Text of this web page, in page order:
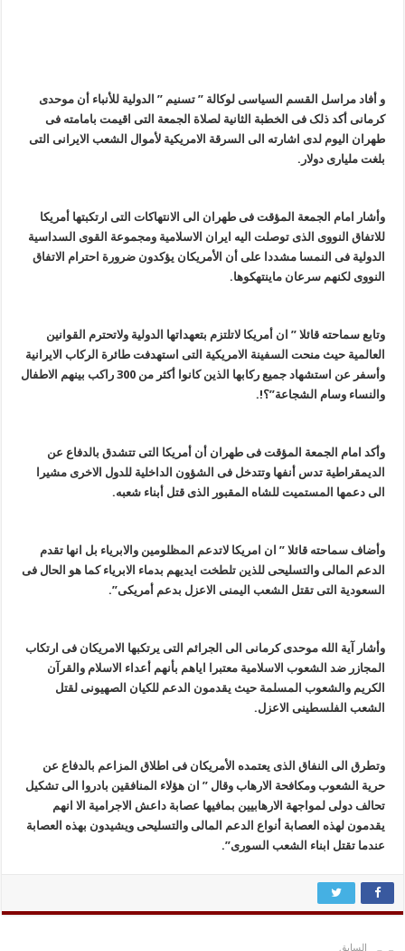
و أفاد مراسل القسم السیاسی لوکالة ” تسنیم ” الدولیة للأنباء أن موحدی
کرمانی أکد ذلک فی الخطبة الثانیة لصلاة الجمعة التی اقیمت بامامته فی
طهران الیوم لدی اشارته الی السرقة الامریکیة لأموال الشعب الایرانی التی
بلغت ملیاری دولار.
وأشار امام الجمعة المؤقت فی طهران الی الانتهاکات التی ارتکبتها أمریکا
للاتفاق النووی الذی توصلت الیه ایران الاسلامیة ومجموعة القوی السداسیة
الدولیة فی النمسا مشددا علی أن الأمریکان یؤکدون ضرورة احترام الاتفاق
النووی لکنهم سرعان ماینتهکوها.
وتابع سماحته قائلا ” ان أمریکا لاتلتزم بتعهداتها الدولیة ولاتحترم القوانین
العالمیة حیث منحت السفینة الامریکیة التی استهدفت طائرة الرکاب الایرانیة
وأسفر عن استشهاد جمیع رکابها الذین کانوا أکثر من 300 راکب بینهم الاطفال
والنساء وسام الشجاعة”؟!.
وأکد امام الجمعة المؤقت فی طهران أن أمریکا التی تتشدق بالدفاع عن
الدیمقراطیة تدس أنفها وتتدخل فی الشؤون الداخلیة للدول الاخری مشیرا
الی دعمها المستمیت للشاه المقبور الذی قتل أبناء شعبه.
وأضاف سماحته قائلا ” ان امریکا لاتدعم المظلومین والابریاء بل انها تقدم
الدعم المالی والتسلیحی للذین تلطخت ایدیهم بدماء الابریاء کما هو الحال فی
السعودیة التی تقتل الشعب الیمنی الاعزل بدعم أمریکی”.
وأشار آیة الله موحدی کرمانی الی الجرائم التی یرتکبها الامریکان فی ارتکاب
المجازر ضد الشعوب الاسلامیة معتبرا ایاهم بأنهم أعداء الاسلام والقرآن
الکریم والشعوب المسلمة حیث یقدمون الدعم للکیان الصهیونی لقتل
الشعب الفلسطینی الاعزل.
وتطرق الی النفاق الذی یعتمده الأمریکان فی اطلاق المزاعم بالدفاع عن
حریة الشعوب ومکافحة الارهاب وقال ” ان هؤلاء المنافقین بادروا الی تشکیل
تحالف دولی لمواجهة الارهابیین بمافیها عصابة داعش الاجرامیة الا انهم
یقدمون لهذه العصابة أنواع الدعم المالی والتسلیحی ویشیدون بهذه العصابة
عندما تقتل ابناء الشعب السوری”.
السابق